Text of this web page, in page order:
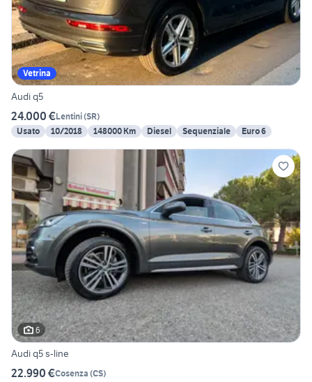
Vetrina
Audi q5
24.000 €Lentini(SR)
Usato
10/2018 148000 Km Diesel Sequenziale Euro 6
6
Audi q5 s-line
22.990 €Cosenza (CS)